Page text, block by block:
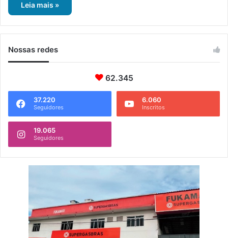
Leia mais »
Nossas redes
62.345
37.220
Seguidores
6.060
Inscritos
19.065
Seguidores